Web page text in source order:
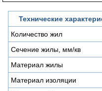
Технические
Количество жил
Сечение жилы, мм/кв
Материал жилы
Материал изоляции